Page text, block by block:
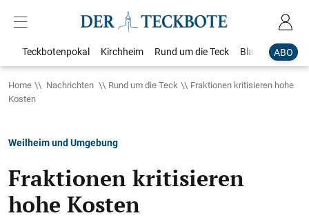
ABO
Teckbotenpokal Kirchheim Rund um die Teck Blaulicht
Home Nachrichten Rund um die Teck
Fraktionen kritisieren hohe
Kosten
Weilheim und Umgebung
Fraktionen kritisieren
hohe Kosten